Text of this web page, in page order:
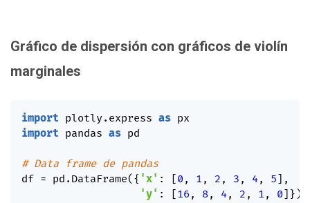
Gráfico de dispersión con gráficos de violín
marginales
import plotly. express as
import pandas as pd
# Data frame de pandas
df = pd . DataFrame( { 'x' : [0 , 1 , 2 , 3 , 4, 5] ,
'y' : [16 , 8, 4, 2 , 1 , 0] } )